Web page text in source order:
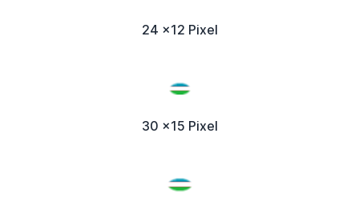
24 x12 Pixel
30 x15 Pixel